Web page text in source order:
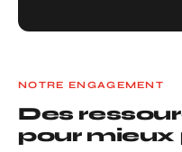
NOTRE ENGAGEMENT
Des
pour mieux